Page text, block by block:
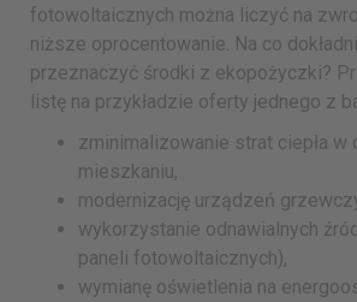
fotowoltaicznych można liczyć na
niższe oprocentowanie. Na co
przeznaczyć środki z ekopożyczki?
listę na przykładzie oferty jednego z
zminimalizowanie strat ciepła w
mieszkaniu,
modernizację urządzeń
wykorzystanie odnawialnych
paneli fotowoltaicznych),
wymianę oświetlenia na